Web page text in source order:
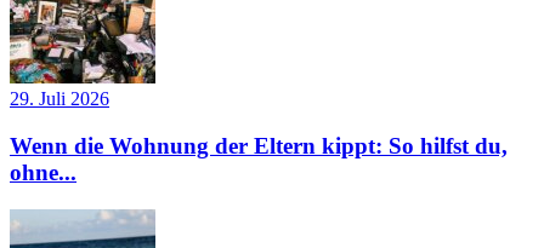
29. Juli 2026
Wenn die Wohnung der Eltern kippt: So hilfst du,
ohne...